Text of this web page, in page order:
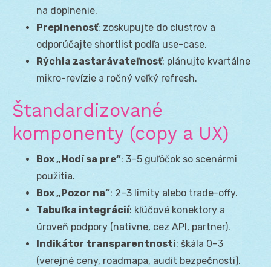
na doplnenie.
Preplnenosť: zoskupujte do clustrov a
odporúčajte shortlist podľa use-case.
Rýchla zastarávateľnosť: plánujte kvartálne
mikro-revízie a ročný veľký refresh.
Štandardizované
komponenty (copy a UX)
Box „Hodí sa pre“: 3–5 guľôčok so scenármi
použitia.
Box „Pozor na“: 2–3 limity alebo trade-offy.
Tabuľka integrácií: kľúčové konektory a
úroveň podpory (nativne, cez API, partner).
Indikátor transparentnosti: škála 0–3
(verejné ceny, roadmapa, audit bezpečnosti).